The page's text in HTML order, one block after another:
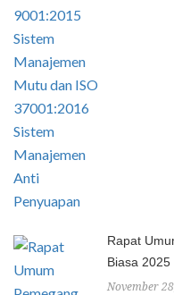
Rapat
Biasa 2025
November